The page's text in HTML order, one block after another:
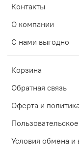
Контакты
О компании
С нами выгодно
Корзина
Обратная связь
Оферта и
Условия обмена и